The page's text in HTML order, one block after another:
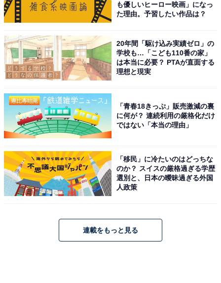
も優しいヒーロー映画」になっ
た理由。予習したい作品は？
20年間「駆け込み実績ゼロ」の
学校も…「こども110番の家」
は本当に必要？ PTAが直面する
理想と現実
「青春18きっぷ」販売激減の裏
に何が？ 連続利用の厳格化だけ
ではない「本当の理由」
「移民」に冷たいのはどっちな
のか？ スイスの厳格過ぎる学歴
選別と、日本の曖昧過ぎる外国
人政策
連載をもっと見る